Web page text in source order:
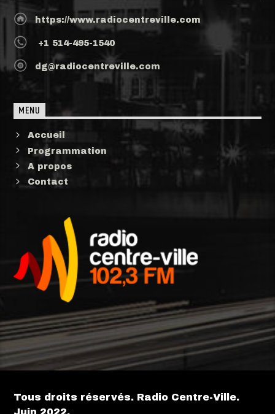
https://www.radiocentreville.com
+1 514-495-1540
dg@radiocentreville.com
MENU
Accueil
Programmation
A propos
Contact
Tous droits réservés. Radio Centre-Ville.
Juin 2022.